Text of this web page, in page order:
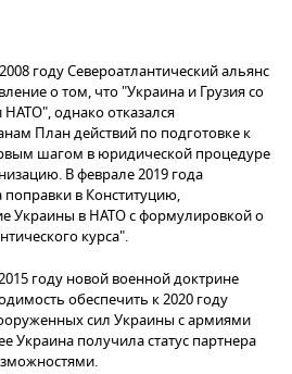
году Североатлантический альянс
о том, что "Украина и Грузия со
однако отказался
План действий по подготовке к
шагом в юридической процедуре
В феврале 2019 года
в Конституцию,
Украины в НАТО с формулировкой о
курса".
году новой военной доктрине
обеспечить к 2020 году
сил Украины с армиями
Украина получила статус партнера